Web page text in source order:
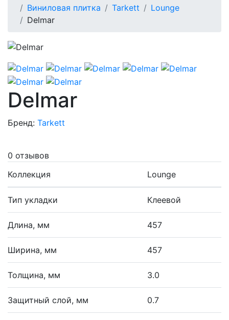
Виниловая плитка Tarkett
Lounge
Delmar
Delmar
Бренд: Tarkett
0 отзывов
Коллекция
Lounge
Тип укладки Клеевой
Длина, мм 457
Ширина, мм 457
Толщина, мм 3.0
Защитный слой, мм 0.7